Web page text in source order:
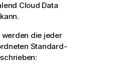
Cloud Data
die jeder
Standard-